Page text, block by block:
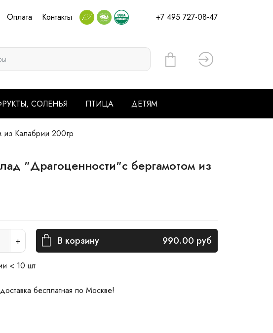
Оплата Контакты +7 495 727-08-47
Вход
СОЛЕНЬЯ ПТИЦА ДЕТЯМ
из Калабрии 200гр
"Драгоценности"с бергамотом из
В корзину 990.00 руб
< 10 шт
бесплатная по Москве!